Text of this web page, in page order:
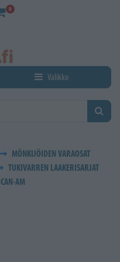
0
Valikko
MÖNKIJÖIDEN VARAOSAT
TUKIVARREN LAAKERISARJAT
CAN-AM